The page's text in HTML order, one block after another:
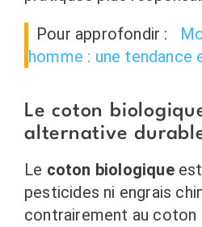
Pour approfondir :
homme : une tendance
Le coton
alternative
Le coton biologiqueest
pesticides ni engrais
contrairement au coton